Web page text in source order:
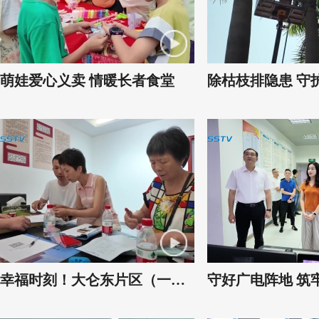
萌娃爱心义卖 情暖长者食堂 除枯枝排隐患 守
幸福时刻！大仑东片区（一期）安置项目选房 守好广电阵地 筑